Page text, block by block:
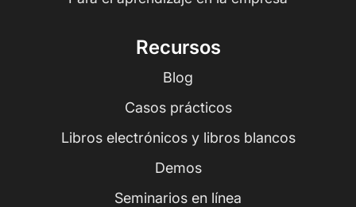
Recursos
Blog
Casos prácticos
Libros electrónicos y libros blancos
Demos
Seminarios en línea